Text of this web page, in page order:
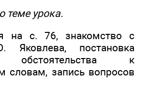
теме урока.
на с. 76, знакомство с
Яковлева, постановка
обстоятельства к
словам, запись вопросов